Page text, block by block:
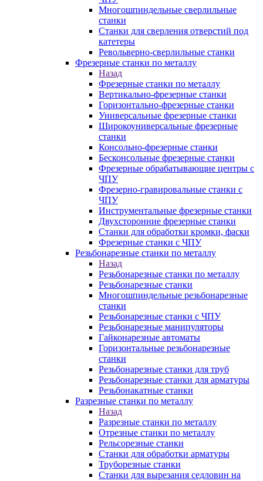
Многошпиндельные сверлильные
станки
Станки для сверления отверстий под
катетеры
Револьверно-сверлильные станки
Фрезерные станки по металлу
Назад
Фрезерные станки по металлу
Вертикально-фрезерные станки
Горизонтально-фрезерные станки
Универсальные фрезерные станки
Широкоуниверсальные фрезерные
станки
Консольно-фрезерные станки
Бесконсольные фрезерные станки
Фрезерные обрабатывающие центры с
ЧПУ
Фрезерно-гравировальные станки с
ЧПУ
Инструментальные фрезерные станки
Двухсторонние фрезерные станки
Станки для обработки кромки, фаски
Фрезерные станки с ЧПУ
Резьбонарезные станки по металлу
Назад
Резьбонарезные станки по металлу
Резьбонарезные станки
Многошпиндельные резьбонарезные
станки
Резьбонарезные станки с ЧПУ
Резьбонарезные манипуляторы
Гайконарезные автоматы
Горизонтальные резьбонарезные
станки
Резьбонарезные станки для труб
Резьбонарезные станки для арматуры
Резьбонакатные станки
Разрезные станки по металлу
Назад
Разрезные станки по металлу
Отрезные станки по металлу
Рельсорезные станки
Станки для обработки арматуры
Труборезные станки
Станки для вырезания седловин на